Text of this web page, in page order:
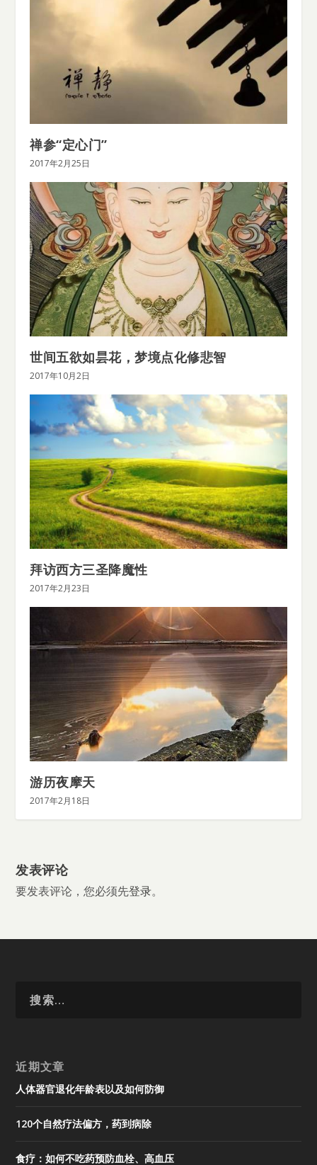
禅参“定心门”
2017年2月25日
世间五欲如昙花，梦境点化修悲智
2017年10月2日
拜访西方三圣降魔性
2017年2月23日
游历夜摩天
2017年2月18日
发表评论
要发表评论，您必须先登录。
近期文章
人体器官退化年龄表以及如何防御
120个自然疗法偏方，药到病除
食疗：如何不吃药预防血栓、高血压